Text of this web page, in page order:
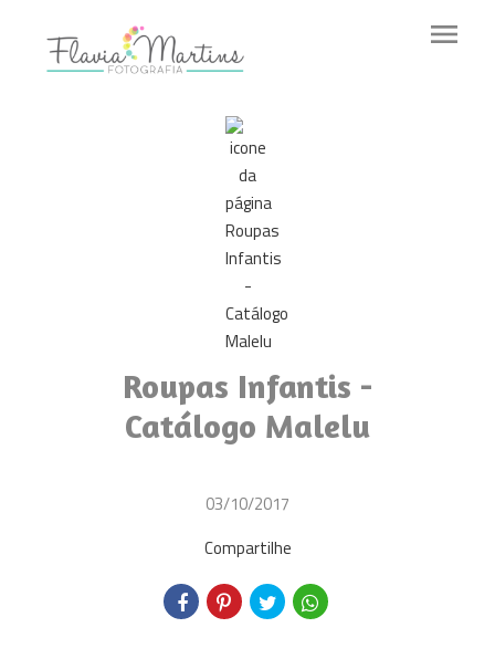
menu
Roupas Infantis -
Catálogo Malelu
03/10/2017
Compartilhe